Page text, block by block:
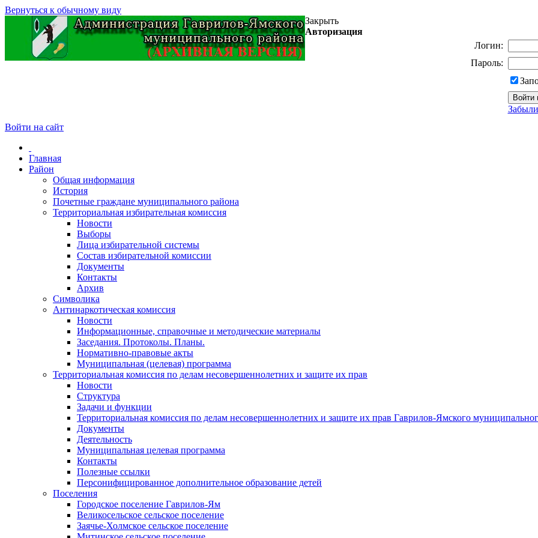
Вернуться к обычному виду
Закрыть
Авторизация
Логин:
Пароль:
Войти на сайт
Главная
Район
Общая информация
История
Почетные граждане муниципального района
Территориальная избирательная комиссия
Новости
Выборы
Лица избирательной системы
Состав избирательной комиссии
Документы
Контакты
Архив
Символика
Антинаркотическая комиссия
Новости
Информационные, справочные и методические материалы
Заседания. Протоколы. Планы.
Нормативно-правовые акты
Муниципальная (целевая) программа
Территориальная комиссия по делам несовершеннолетних и защите их прав
Новости
Структура
Задачи и функции
Территориальная комиссия по делам несовершеннолетних и защите их прав Гаврилов-Ямского
Документы
Деятельность
Муниципальная целевая программа
Контакты
Полезные ссылки
Персонифицированное дополнительное образование детей
Поселения
Городское поселение Гаврилов-Ям
Великосельское сельское поселение
Заячье-Холмское сельское поселение